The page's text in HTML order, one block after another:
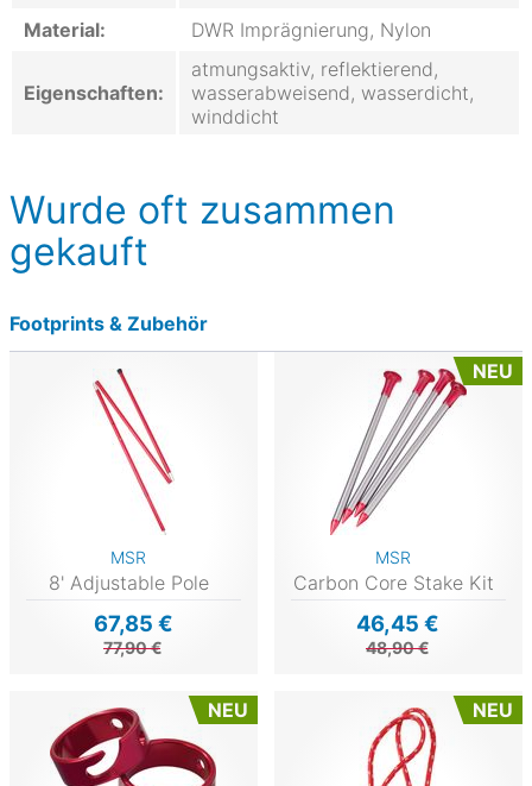
Material:
DWR Imprägnierung, Nylon
Eigenschaften:
atmungsaktiv, reflektierend,
wasserabweisend, wasserdicht,
winddicht
Wurde oft zusammen
gekauft
Footprints & Zubehör
MSR
8' Adjustable Pole
67,85 €
77,90 €
NEU
MSR
Carbon Core Stake Kit
46,45 €
48,90 €
NEU NEU